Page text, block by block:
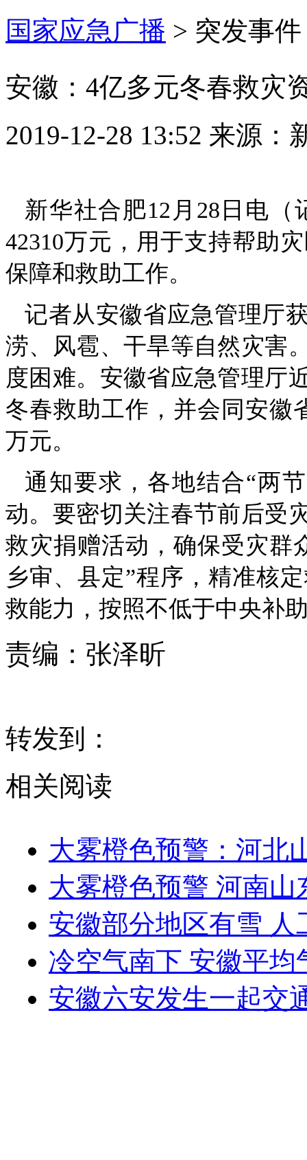
国家应急广播 > 突发事件
安徽：4亿多元冬春救灾
2019-12-28 13:52 来源：
新华社合肥12月28日电
42310万元，用于支持帮助
保障和救助工作。
记者从安徽省应急管理厅
涝、风雹、干旱等自然灾害
度困难。安徽省应急管理厅
冬春救助工作，并会同安徽
万元。
通知要求，各地结合“两
动。要密切关注春节前后受
救灾捐赠活动，确保受灾群
乡审、县定”程序，精准核
救能力，按照不低于中央补
责编： 张泽昕
转发到：
相关阅读
大雾橙色预警：河北
大雾橙色预警 河南
安徽部分地区有雪
冷空气南下 安徽平
安徽六安发生一起交